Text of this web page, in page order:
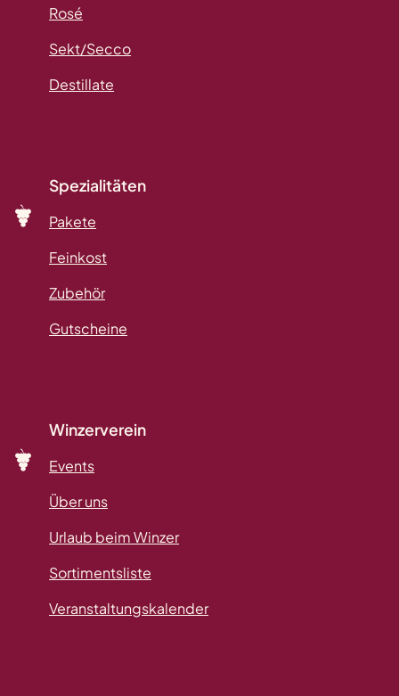
Rosé
Sekt/Secco
Destillate
Spezialitäten
Pakete
Feinkost
Zubehör
Gutscheine
Winzerverein
Events
Über uns
Urlaub beim Winzer
Sortimentsliste
Veranstaltungskalender